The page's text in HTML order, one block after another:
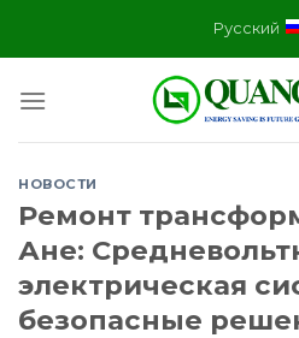
Русский
НОВОСТИ
Ремонт
Ане:
электрическая
безопасные